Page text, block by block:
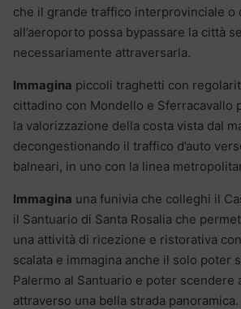
che il grande traffico interprovinciale o
all’aeroporto possa bypassare la città
necessariamente attraversarla.
Immagina piccoli traghetti con
cittadino con Mondello e Sferracavallo
la valorizzazione della costa vista dal
decongestionando il traffico d’auto
balneari, in uno con la linea
Immagina una funivia che colleghi il
il Santuario di Santa Rosalia che
una attività di ricezione e ristorativa
scalata e immagina anche il solo poter
Palermo al Santuario e poter scendere
attraverso una bella strada panoramica.